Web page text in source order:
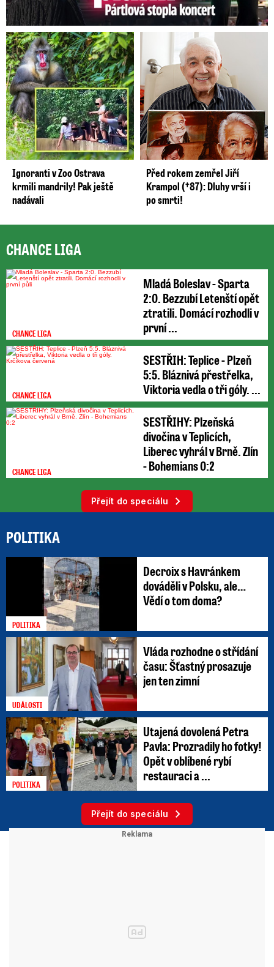
Ignoranti v Zoo Ostrava
krmili mandrily! Pak ještě
nadávali
Před rokem zemřel Jiří
Krampol (†87): Dluhy vrší i
po smrti!
CHANCE LIGA
CHANCE LIGA
Mladá Boleslav - Sparta
2:0. Bezzubí Letenští opět
ztratili. Domácí rozhodli v
první ...
CHANCE LIGA
SESTŘIH: Teplice - Plzeň
5:5. Bláznivá přestřelka,
Viktoria vedla o tři góly. ...
CHANCE LIGA
SESTŘIHY: Plzeňská
divočina v Teplicích,
Liberec vyhrál v Brně. Zlín
- Bohemians 0:2
Přejít do speciálu
POLITIKA
POLITIKA
Decroix s Havránkem
dováděli v Polsku, ale…
Vědí o tom doma?
UDÁLOSTI
Vláda rozhodne o střídání
času: Šťastný prosazuje
jen ten zimní
POLITIKA
Utajená dovolená Petra
Pavla: Prozradily ho fotky!
Opět v oblíbené rybí
restauraci a ...
Přejít do speciálu